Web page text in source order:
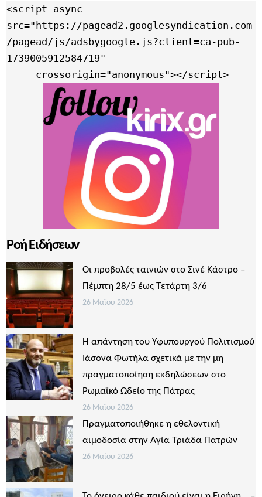
<script async
src="https://pagead2.googlesyndication.com
/pagead/js/adsbygoogle.js?client=ca-pub-
1739005912584719"
     crossorigin="anonymous"></script>
Ροή Ειδήσεων
Οι προβολές ταινιών στο Σινέ Κάστρο –
Πέμπτη 28/5 έως Τετάρτη 3/6
26 Μαΐου 2026
Η απάντηση του Υφυπουργού Πολιτισμού
Ιάσονα Φωτήλα σχετικά με την μη
πραγματοποίηση εκδηλώσεων στο
Ρωμαϊκό Ωδείο της Πάτρας
26 Μαΐου 2026
Πραγματοποιήθηκε η εθελοντική
αιμοδοσία στην Αγία Τριάδα Πατρών
26 Μαΐου 2026